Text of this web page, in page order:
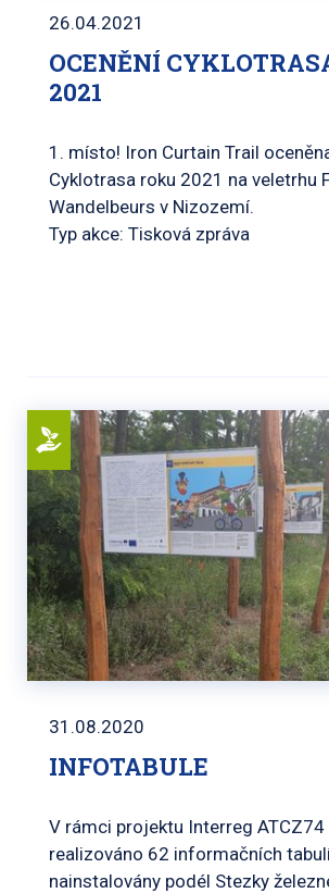
26.04.2021
OCENĚNÍ
2021
1. místo! Iron Curtain Trail
Cyklotrasa roku 2021 na veletrhu
Wandelbeurs v Nizozemí.
Typ akce: Tisková zpráva
31.08.2020
INFOTABULE
V rámci projektu Interreg ATCZ74
realizováno 62 informačních
nainstalovány podél Stezky